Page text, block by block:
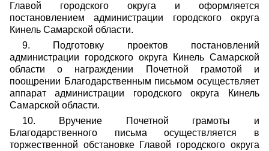
Главой городского округа и оформляется
постановлением администрации городского округа
Кинель Самарской области.
9. Подготовку проектов постановлений
администрации городского округа Кинель Самарской
области о награждении Почетной грамотой и
поощрении Благодарственным письмом осуществляет
аппарат администрации городского округа Кинель
Самарской области.
10. Вручение Почетной грамоты и
Благодарственного письма осуществляется в
торжественной обстановке Главой городского округа